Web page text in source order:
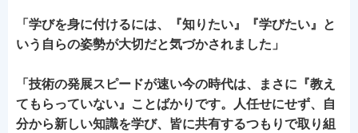
「学びを身に付けるには、『知りたい』『学びたい』と
いう自らの姿勢が大切だと気づかされました」
「技術の発展スピードが速い今の時代は、まさに『教え
てもらっていない』ことばかりです。人任せにせず、自
分から新しい知識を学び、皆に共有するつもりで取り組